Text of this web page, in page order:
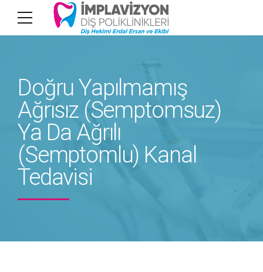
Doğru Yapılmamış
Ağrısız (Semptomsuz)
Ya Da Ağrılı
(Semptomlu) Kanal
Tedavisi